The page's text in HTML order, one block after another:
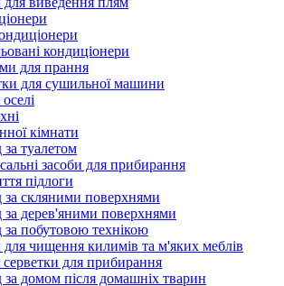
кондиціонери
для прання
для сушильної машини
кімнати
за туалетом
засоби для прибирання
підлоги
за скляними поверхнями
за дерев'яними поверхнями
за побутовою технікою
для чищення килимів та м'яких меблів
серветки для прибирання
за домом після домашніх тварин